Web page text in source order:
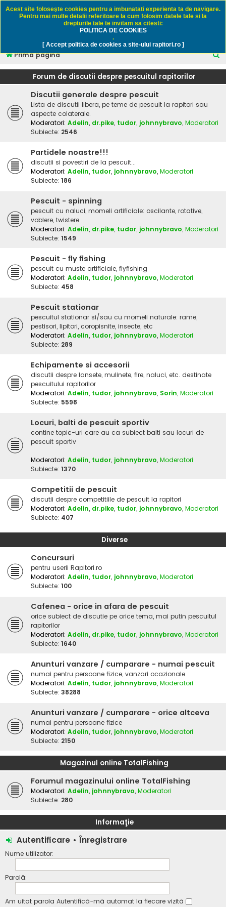
Rapitori.ro - Pescuit sportiv
Prima pagină
C
ă
Forum de discutii despre pescuitul rapitorilor
Discutii generale despre pescuit
Lista de discutii libera, pe teme de pescuit la rapitori sau
aspecte colaterale.
Moderatori: Adelin, dr.pike, tudor, johnnybravo, Moderatori
Subiecte: 2546
Partidele noastre!!!
discutii si povestiri de la pescuit...
Moderatori: Adelin, tudor, johnnybravo, Moderatori
Subiecte: 186
Pescuit - spinning
pescuit cu naluci, momeli artificiale: oscilante, rotative,
voblere, twistere
Moderatori: Adelin, dr.pike, tudor, johnnybravo, Moderatori
Subiecte: 1549
Pescuit - fly fishing
pescuit cu muste artificiale, flyfishing
Moderatori: Adelin, tudor, johnnybravo, Moderatori
Subiecte: 458
Pescuit stationar
pescuitul stationar si/sau cu momeli naturale: rame,
pestisori, lipitori, coropisnite, insecte, etc
Moderatori: Adelin, tudor, johnnybravo, Moderatori
Subiecte: 289
Echipamente si accesorii
discutii despre lansete, mulinete, fire, naluci, etc. destinate
pescuitului rapitorilor
Moderatori: Adelin, tudor, johnnybravo, Sorin, Moderatori
Subiecte: 5598
Locuri, balti de pescuit sportiv
contine topic-uri care au ca subiect balti sau locuri de
pescuit sportiv
Moderatori: Adelin, tudor, johnnybravo, Moderatori
Subiecte: 1370
Competitii de pescuit
discutii despre competitiile de pescuit la rapitori
Moderatori: Adelin, dr.pike, tudor, johnnybravo, Moderatori
Subiecte: 407
Diverse
Concursuri
pentru userii Rapitori.ro
Moderatori: Adelin, tudor, johnnybravo, Moderatori
Subiecte: 100
Cafenea - orice in afara de pescuit
orice subiect de discutie pe orice tema, mai putin pescuitul
rapitorilor
Moderatori: Adelin, dr.pike, tudor, johnnybravo, Moderatori
Subiecte: 1640
Anunturi vanzare / cumparare - numai pescuit
numai pentru persoane fizice, vanzari ocazionale
Moderatori: Adelin, tudor, johnnybravo, Moderatori
Subiecte: 38288
Anunturi vanzare / cumparare - orice altceva
numai pentru persoane fizice
Moderatori: Adelin, tudor, johnnybravo, Moderatori
Subiecte: 2150
Magazinul online TotalFishing
Forumul magazinului online TotalFishing
Moderatori: Adelin, johnnybravo, Moderatori
Subiecte: 280
Informaţie
Autentificare • Înregistrare
Nume utilizator:
Parolă:
Am uitat parola Autentifică-mă automat la fiecare vizită
Acest site foloseşte cookies pentru a imbunatati experienta ta de navigare.
Pentru mai multe detalii referitoare la cum folosim datele tale si la
drepturile tale te invitam sa citesti:
POLITICA DE COOKIES
.
[ Accept politica de cookies a site-ului rapitori.ro ]